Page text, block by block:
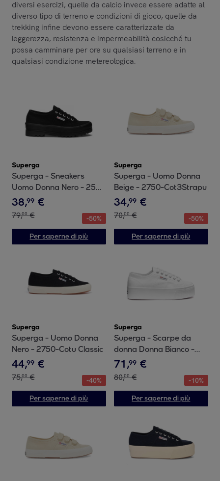
diversi esercizi, quelle da calcio invece essere adatte al
diverso tipo di terreno e condizioni di gioco, quelle da
trekking infine devono essere caratterizzate da
leggerezza, resistenza e impermeabilità cosicché tu
possa camminare per ore su qualsiasi terreno e in
qualsiasi condizione metereologica.
Superga
Superga - Sneakers
Uomo Donna Nero - 2555
Alpina
38,99 €
79,00 € -50%
Per saperne di più
Superga
Superga - Uomo Donna
Beige - 2750-Cot3Strapu
34,99 €
70,00 € -50%
Per saperne di più
Superga
Superga - Uomo Donna
Nero - 2750-Cotu Classic
44,99 €
75,00 € -40%
Per saperne di più
Superga
Superga - Scarpe da
donna Donna Bianco -
2790 Platform
71,99 €
80,00 € -10%
Per saperne di più